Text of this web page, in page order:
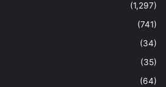
(1,297)
(741)
(34)
(35)
(64)